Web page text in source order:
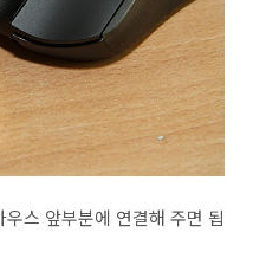
스 앞부분에 연결해 주면 됩